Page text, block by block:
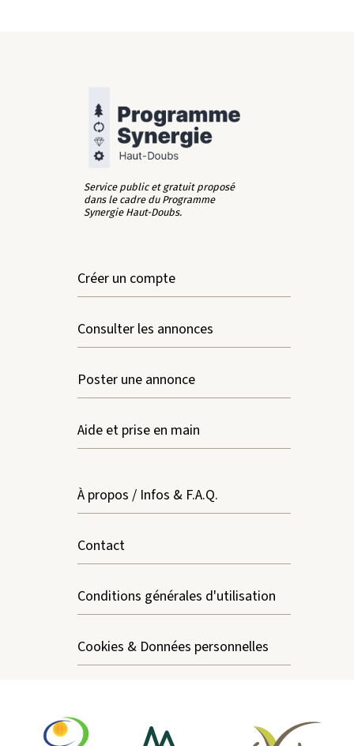
Service public et gratuit proposé
dans le cadre du Programme
Synergie Haut-Doubs.
Créer un compte
Consulter les annonces
Poster une annonce
Aide et prise en main
À propos / Infos & F.A.Q.
Contact
Conditions générales d'utilisation
Cookies & Données personnelles